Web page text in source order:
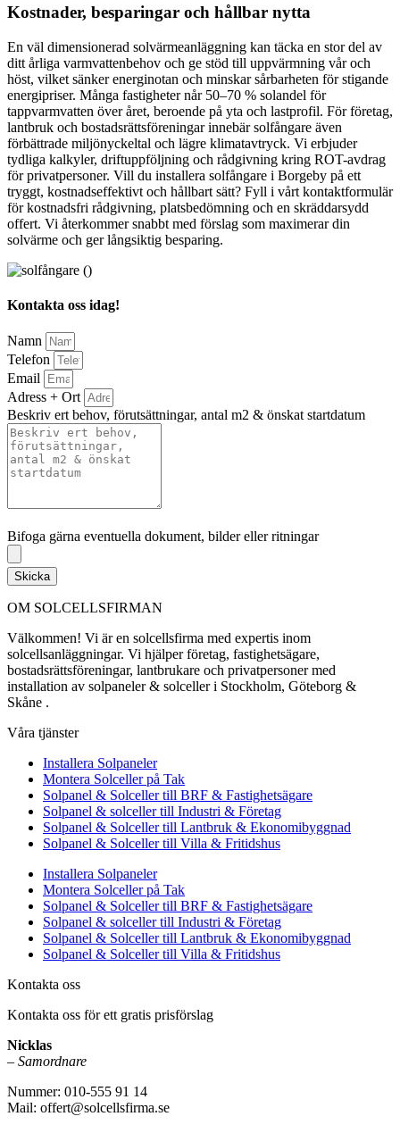
Kostnader, besparingar och hållbar nytta
En väl dimensionerad solvärmeanläggning kan täcka en stor del av
ditt årliga varmvattenbehov och ge stöd till uppvärmning vår och
höst, vilket sänker energinotan och minskar sårbarheten för stigande
energipriser. Många fastigheter når 50–70 % solandel för
tappvarmvatten över året, beroende på yta och lastprofil. För företag,
lantbruk och bostadsrättsföreningar innebär solfångare även
förbättrade miljönyckeltal och lägre klimatavtryck. Vi erbjuder
tydliga kalkyler, driftuppföljning och rådgivning kring ROT-avdrag
för privatpersoner. Vill du installera solfångare i Borgeby på ett
tryggt, kostnadseffektivt och hållbart sätt? Fyll i vårt kontaktformulär
för kostnadsfri rådgivning, platsbedömning och en skräddarsydd
offert. Vi återkommer snabbt med förslag som maximerar din
solvärme och ger långsiktig besparing.
Kontakta oss idag!
Namn
Telefon
Email
Adress + Ort
Beskriv ert behov, förutsättningar, antal m2 & önskat startdatum
Bifoga gärna eventuella dokument, bilder eller ritningar
Skicka
OM SOLCELLSFIRMAN
Välkommen! Vi är en solcellsfirma med expertis inom
solcellsanläggningar. Vi hjälper företag, fastighetsägare,
bostadsrättsföreningar, lantbrukare och privatpersoner med
installation av solpaneler & solceller i Stockholm, Göteborg &
Skåne .
Våra tjänster
Installera Solpaneler
Montera Solceller på Tak
Solpanel & Solceller till BRF & Fastighetsägare
Solpanel & solceller till Industri & Företag
Solpanel & Solceller till Lantbruk & Ekonomibyggnad
Solpanel & Solceller till Villa & Fritidshus
Installera Solpaneler
Montera Solceller på Tak
Solpanel & Solceller till BRF & Fastighetsägare
Solpanel & solceller till Industri & Företag
Solpanel & Solceller till Lantbruk & Ekonomibyggnad
Solpanel & Solceller till Villa & Fritidshus
Kontakta oss
Kontakta oss för ett gratis prisförslag
Nicklas
– Samordnare
Nummer: 010-555 91 14
Mail: offert@solcellsfirma.se